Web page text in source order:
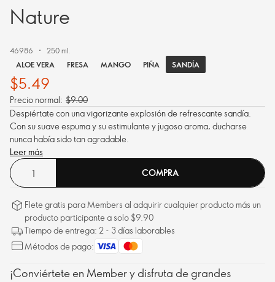
Nature
46986
250 ml.
ALOE VERA
FRESA MANGO PIÑA SANDÍA
$5.49
Precio normal: $9.00
Despiértate con una vigorizante explosión de refrescante sandía.
Con su suave espuma y su estimulante y jugoso aroma, ducharse
nunca había sido tan agradable.
Leer más
COMPRA
Flete gratis para Members al adquirir cualquier producto más un
producto participante a solo $9.90
Tiempo de entrega: 2 - 3 días laborables
Métodos de pago:
¡Conviértete en Member y disfruta de grandes